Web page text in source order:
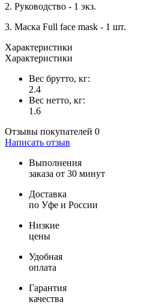
2. Руководство - 1 экз.
3. Маска Full face mask - 1 шт.
Характеристики
Характеристики
Вес брутто, кг:
2.4
Вес нетто, кг:
1.6
Отзывы покупателей 0
Написать отзыв
Выполнения
заказа от 30 минут
Доставка
по Уфе и России
Низкие
цены
Удобная
оплата
Гарантия
качества